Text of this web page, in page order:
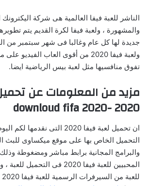
الناشر للعبة فيفا العالمية هى شركة
والمشهورة ، ولعبة فيفا لكرة القديم يتم
جديدة لها كل عام وغالبا فى شهر سبتمبر من
ولعبة فيفا 2020 من أقوى العاب
تفوق منافسيها مثل لعبة بيس الرياضية ايضا.
مزيد من المعلومات عن
2020 -downloud fifa 2020
ان تحميل لعبة فيفا 2020 التى
التحميل الخاص بها على موقع ميكساوى للبث
والبرامج المجانية برابط مباشر ومضغوطة
المحبيين للعبة فيفا 2020 فى